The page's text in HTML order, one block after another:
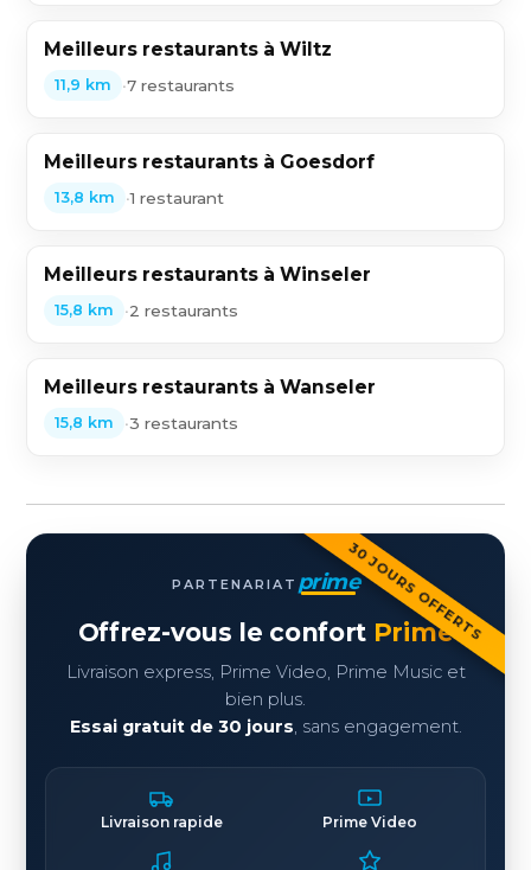
Meilleurs restaurants à Wiltz
11,9 km •7 restaurants
Meilleurs restaurants à Goesdorf
13,8 km •1 restaurant
Meilleurs restaurants à Winseler
15,8 km •2 restaurants
Meilleurs restaurants à Wanseler
15,8 km •3 restaurants
30 JOURS OFFERTS
PARTENARIAT prime
Offrez-vous le confort Prime
Livraison express, Prime Video, Prime Music et
bien plus.
Essai gratuit de 30 jours, sans engagement.
Livraison rapide Prime Video